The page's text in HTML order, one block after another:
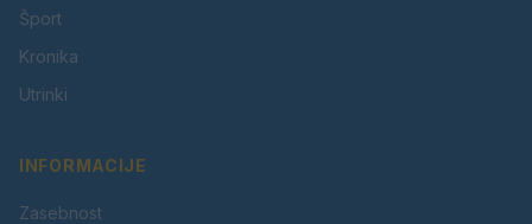
Šport
Kronika
Utrinki
INFORMACIJE
Zasebnost